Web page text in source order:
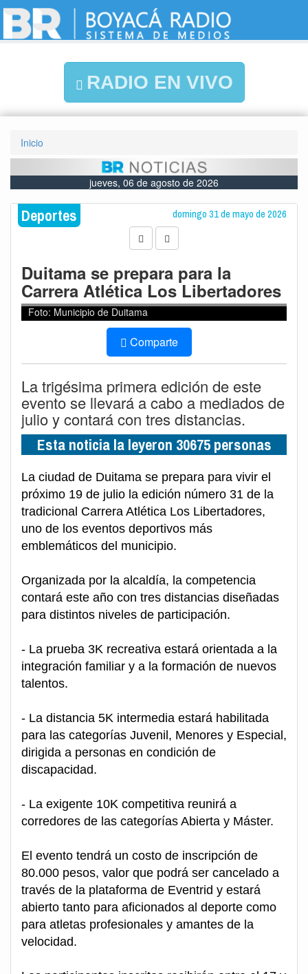
RADIO EN VIVO
Inicio
jueves, 06 de agosto de 2026
Deportes domingo 31 de mayo de 2026
Duitama se prepara para la
Carrera Atlética Los Libertadores
Foto: Municipio de Duitama
Comparte
La trigésima primera edición de este
evento se llevará a cabo a mediados de
julio y contará con tres distancias.
Esta noticia la leyeron 30675 personas
La ciudad de Duitama se prepara para vivir el
próximo 19 de julio la edición número 31 de la
tradicional Carrera Atlética Los Libertadores,
uno de los eventos deportivos más
emblemáticos del municipio.
Organizada por la alcaldía, la competencia
contará este año con tres distancias diseñadas
para distintos niveles de participación.
- La prueba 3K recreativa estará orientada a la
integración familiar y a la formación de nuevos
talentos.
- La distancia 5K intermedia estará habilitada
para las categorías Juvenil, Menores y Especial,
dirigida a personas en condición de
discapacidad.
- La exigente 10K competitiva reunirá a
corredores de las categorías Abierta y Máster.
El evento tendrá un costo de inscripción de
80.000 pesos, valor que podrá ser cancelado a
través de la plataforma de Eventrid y estará
abierto tanto para aficionados al deporte como
para atletas profesionales y amantes de la
velocidad.